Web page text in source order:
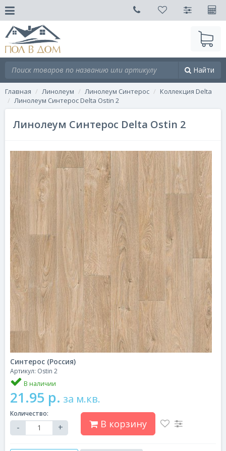
Найти
Главная Линолеум Линолеум Синтерос
Коллекция Delta
Линолеум Синтерос Delta Ostin 2
Линолеум Синтерос Delta Ostin 2
Синтерос (Россия)
Артикул: Ostin 2
В наличии
21.95 р. за м.кв.
Количество:
- + В корзину